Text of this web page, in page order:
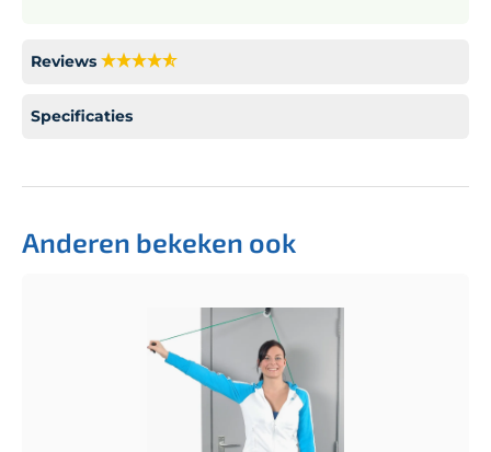
Reviews
Specificaties
Anderen bekeken ook